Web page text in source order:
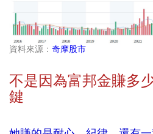
資料來源： 奇摩股市
不是因為富邦金賺多
鍵